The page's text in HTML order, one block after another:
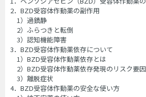
2．BZD受容体作動薬の副作用
1）過鎮静
2）ふらつきと転倒
3）認知機能障害
3．BZD受容体作動薬依存について
1）BZD受容体作動薬依存とは
2）BZD受容体作動薬依存発現のリスク要因
3）離脱症状
4．BZD受容体作動薬の安全な使い方